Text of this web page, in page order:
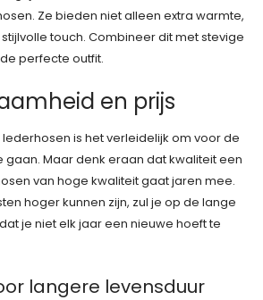
Ze bieden niet alleen extra warmte,
touch. Combineer dit met stevige
perfecte outfit.
en prijs
is het verleidelijk om voor de
Maar denk eraan dat kwaliteit een
van hoge kwaliteit gaat jaren mee.
hoger kunnen zijn, zul je op de lange
je niet elk jaar een nieuwe hoeft te
langere levensduur